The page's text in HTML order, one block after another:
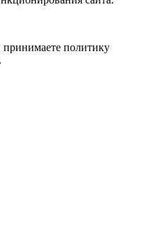
принимаете политику